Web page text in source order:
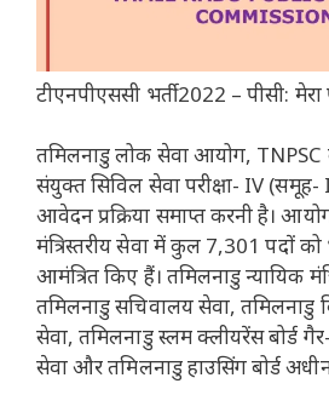
टीएनपीएससी भर्ती 2022 – पीसी:
तमिलनाडु लोक सेवा आयोग,
संयुक्त सिविल सेवा परीक्षा- IV
आवेदन प्रक्रिया समाप्त करनी है।
मंत्रिस्तरीय सेवा में कुल 7,301 पदों
आमंत्रित किए हैं। तमिलनाडु न्यायिक
तमिलनाडु सचिवालय सेवा, तमिलनाडु
सेवा, तमिलनाडु स्लम क्लीयरेंस बोर्ड
सेवा और तमिलनाडु हाउसिंग बोर्ड